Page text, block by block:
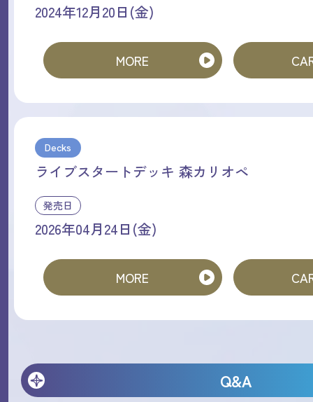
2024年12月20日(金)
MORE
Decks
ライブスタートデッキ 森カリオペ
発売日
2026年04月24日(金)
MORE
Q&A